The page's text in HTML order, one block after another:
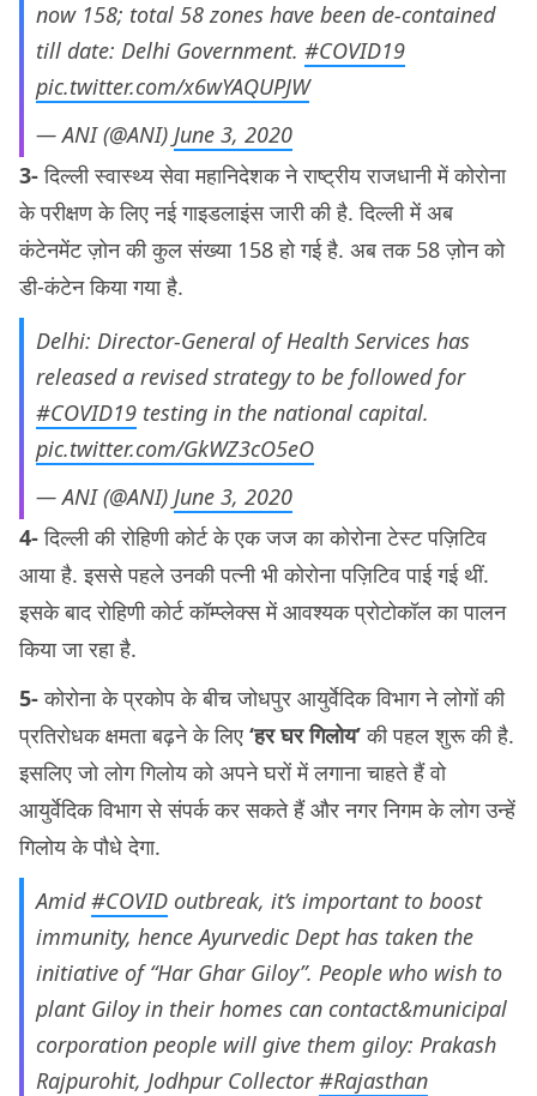
now 158; total 58 zones have been de-contained
till date: Delhi Government. #COVID19
pic.twitter.com/x6wYAQUPJW
— ANI (@ANI) June 3, 2020
3-दिल्ली स्वास्थ्य सेवा महानिदेशक ने राष्ट्रीय राजधानी में कोरोना
के परीक्षण के लिए नई गाइडलाइंस जारी की है. दिल्ली में अब
कंटेनमेंट ज़ोन की कुल संख्या 158 हो गई है. अब तक 58 ज़ोन को
डी-कंटेन किया गया है.
Delhi: Director-General of Health Services has
released a revised strategy to be followed for
#COVID19 testing in the national capital.
pic.twitter.com/GkWZ3cO5eO
— ANI (@ANI) June 3, 2020
4-दिल्ली की रोहिणी कोर्ट के एक जज का कोरोना टेस्ट पज़िटिव
आया है. इससे पहले उनकी पत्नी भी कोरोना पज़िटिव पाई गई थीं.
इसके बाद रोहिणी कोर्ट कॉम्प्लेक्स में आवश्यक प्रोटोकॉल का पालन
किया जा रहा है.
5-कोरोना के प्रकोप के बीच जोधपुर आयुर्वेदिक विभाग ने लोगों की
प्रतिरोधक क्षमता बढ़ने के लिए ‘हर घर गिलोय’की पहल शुरू की है.
इसलिए जो लोग गिलोय को अपने घरों में लगाना चाहते हैं वो
आयुर्वेदिक विभाग से संपर्क कर सकते हैं और नगर निगम के लोग उन्हें
गिलोय के पौधे देगा.
Amid#COVID outbreak, it’s important to boost
immunity, hence Ayurvedic Dept has taken the
initiative of “Har Ghar Giloy”. People who wish to
plant Giloy in their homes can contact&municipal
corporation people will give them giloy: Prakash
Rajpurohit, Jodhpur Collector#Rajasthan